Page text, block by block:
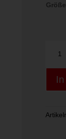
Größe
Lean
Arm
Band
Menge